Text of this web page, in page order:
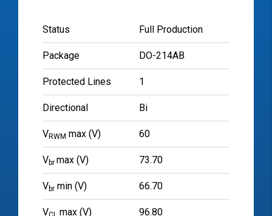
Status Full Production
Package DO-214AB
Protected Lines 1
Directional Bi
VRWM max (V) 60
Vbr max (V) 73.70
Vbr min (V) 66.70
V max (V) 96.80